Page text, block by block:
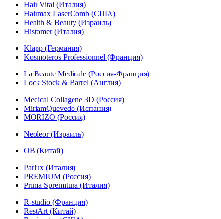
Hair Vital (Италия)
Hairmax LaserComb (США)
Health & Beauty (Израиль)
Histomer (Италия)
Klapp (Германия)
Kosmoteros Professionnel (Франция)
La Beaute Medicale (Россия-Франция)
Lock Stock & Barrel (Англия)
Medical Collagene 3D (Россия)
MiriamQuevedo (Испания)
MORIZO (Россия)
Neoleor (Израиль)
OB (Китай)
Parlux (Италия)
PREMIUM (Россия)
Prima Spremitura (Италия)
R-studio (Франция)
RestArt (Китай)